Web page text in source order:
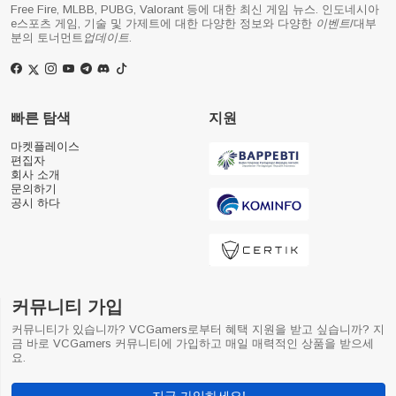
Free Fire, MLBB, PUBG, Valorant 등에 대한 최신 게임 뉴스. 인도네시아
e스포츠 게임, 기술 및 가제트에 대한 다양한 정보와 다양한 이벤트/대부
분의 토너먼트 업데이트
빠른 탐색
마켓플레이스
편집자
회사 소개
문의하기
공시 하다
지원
커뮤니티 가입
커뮤니티가 있습니까? VCGamers로부터 혜택 지원을 받고 싶습니까? 지
금 바로 VCGamers 커뮤니티에 가입하고 매일 매력적인 상품을 받으세
요.